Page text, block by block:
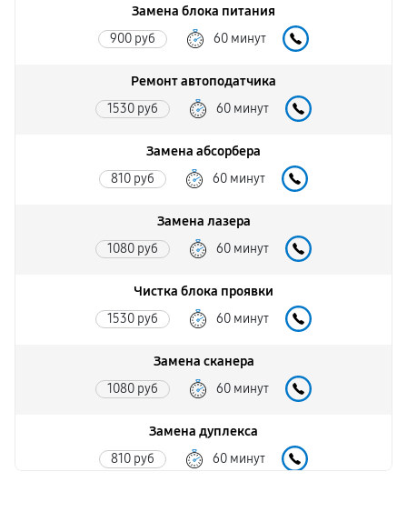
Замена блока питания
900 руб 60 минут
Ремонт автоподатчика
1530 руб 60 минут
Замена абсорбера
810 руб 60 минут
Замена лазера
1080 руб 60 минут
Чистка блока проявки
1530 руб 60 минут
Замена сканера
1080 руб 60 минут
Замена дуплекса
810 руб 60 минут